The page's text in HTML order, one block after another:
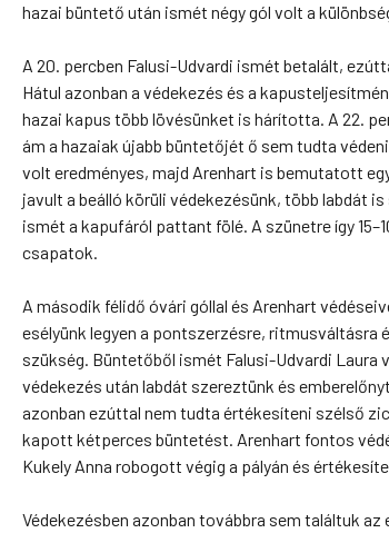
hazai büntető után ismét négy gól volt a
A 20. percben Falusi-Udvardi ismét betalált,
Hátul azonban a védekezés és a
hazai kapus több lövésünket is hárította. A 22.
ám a hazaiak újabb büntetőjét ő sem tudta
volt eredményes, majd Arenhart is bemutatott
javult a beálló körüli védekezésünk, több labdát
ismét a kapufáról pattant fölé. A szünetre így
csapatok.
A második félidő óvári góllal és Arenhart
esélyünk legyen a pontszerzésre, ritmusváltásra
szükség. Büntetőből ismét Falusi-Udvardi Laura
védekezés után labdát szereztünk és
azonban ezúttal nem tudta értékesíteni szélső
kapott kétperces büntetést. Arenhart fontos
Kukely Anna robogott végig a pályán és
Védekezésben azonban továbbra sem találtuk az